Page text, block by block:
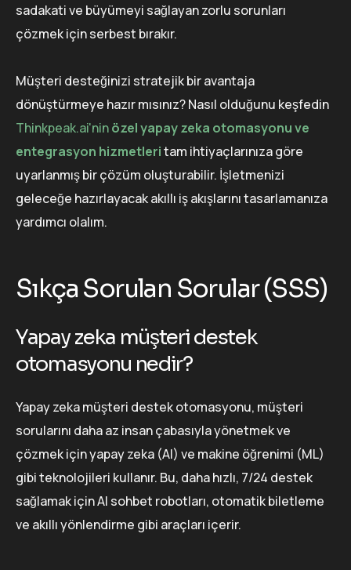
sadakati ve büyümeyi sağlayan zorlu sorunları
çözmek için serbest bırakır.
Müşteri desteğinizi stratejik bir avantaja
dönüştürmeye hazır mısınız? Nasıl olduğunu keşfedin
Thinkpeak.ai'ninözel yapay zeka otomasyonu ve
entegrasyon hizmetleritam ihtiyaçlarınıza göre
uyarlanmış bir çözüm oluşturabilir. İşletmenizi
geleceğe hazırlayacak akıllı iş akışlarını tasarlamanıza
yardımcı olalım.
Sıkça Sorulan Sorular (SSS)
Yapay zeka müşteri destek
otomasyonu nedir?
Yapay zeka müşteri destek otomasyonu, müşteri
sorularını daha az insan çabasıyla yönetmek ve
çözmek için yapay zeka (AI) ve makine öğrenimi (ML)
gibi teknolojileri kullanır. Bu, daha hızlı, 7/24 destek
sağlamak için AI sohbet robotları, otomatik biletleme
ve akıllı yönlendirme gibi araçları içerir.